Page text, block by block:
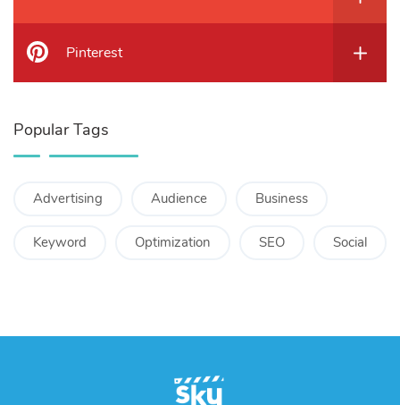
Pinterest
Popular Tags
Advertising Audience Business
Keyword Optimization SEO Social